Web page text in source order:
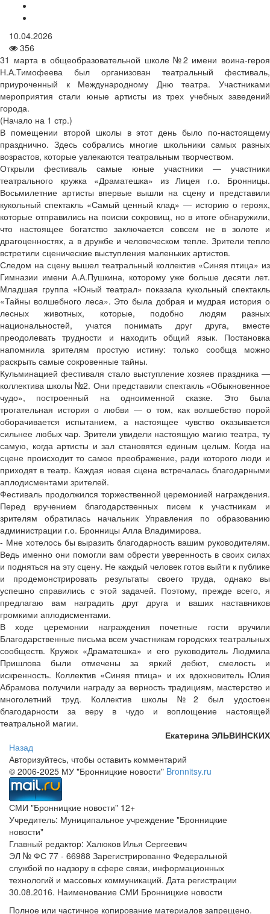
10.04.2026
356
31 марта в общеобразовательной школе №2 имени воина-героя
Н.А.Тимофеева был организован театральный фестиваль,
приуроченный к Международному Дню театра. Участниками
мероприятия стали юные артисты из трех учебных заведений
города.
(Начало на 1 стр.)
В помещении второй школы в этот день было по-настоящему
празднично. Здесь собрались многие школьники самых разных
возрастов, которые увлекаются театральным творчеством.
Открыли фестиваль самые юные участники — участники
театрального кружка «Драматешка» из Лицея г.о. Бронницы.
Восьмилетние артисты впервые вышли на сцену и представили
кукольный спектакль «Самый ценный клад» — историю о героях,
которые отправились на поиски сокровищ, но в итоге обнаружили,
что настоящее богатство заключается совсем не в золоте и
драгоценностях, а в дружбе и человеческом тепле. Зрители тепло
встретили сценические выступления маленьких артистов.
Следом на сцену вышел театральный коллектив «Синяя птица» из
Гимназии имени А.А.Пушкина, которому уже больше десяти лет.
Младшая группа «Юный театрал» показала кукольный спектакль
«Тайны волшебного леса». Это была добрая и мудрая история о
лесных животных, которые, подобно людям разных
национальностей, учатся понимать друг друга, вместе
преодолевать трудности и находить общий язык. Постановка
напомнила зрителям простую истину: только сообща можно
раскрыть самые сокровенные тайны.
Кульминацией фестиваля стало выступление хозяев праздника —
коллектива школы №2. Они представили спектакль «Обыкновенное
чудо», построенный на одноименной сказке. Это была
трогательная история о любви — о том, как волшебство порой
оборачивается испытанием, а настоящее чувство оказывается
сильнее любых чар. Зрители увидели настоящую магию театра, ту
самую, когда артисты и зал становятся единым целым. Когда на
сцене происходит то самое преображение, ради которого люди и
приходят в театр. Каждая новая сцена встречалась благодарными
аплодисментами зрителей.
Фестиваль продолжился торжественной церемонией награждения.
Перед вручением благодарственных писем к участникам и
зрителям обратилась начальник Управления по образованию
администрации г.о. Бронницы Алла Владимирова.
- Мне хотелось бы выразить благодарность вашим руководителям.
Ведь именно они помогли вам обрести уверенность в своих силах
и подняться на эту сцену. Не каждый человек готов выйти к публике
и продемонстрировать результаты своего труда, однако вы
успешно справились с этой задачей. Поэтому, прежде всего, я
предлагаю вам наградить друг друга и ваших наставников
громкими аплодисментами.
В ходе церемонии награждения почетные гости вручили
Благодарственные письма всем участникам городских театральных
сообществ. Кружок «Драматешка» и его руководитель Людмила
Пришлова были отмечены за яркий дебют, смелость и
искренность. Коллектив «Синяя птица» и их вдохновитель Юлия
Абрамова получили награду за верность традициям, мастерство и
многолетний труд. Коллектив школы №2 был удостоен
благодарности за веру в чудо и воплощение настоящей
театральной магии.
Екатерина ЭЛЬВИНСКИХ
Назад
Авторизуйтесь, чтобы оставить комментарий
© 2006-2025 МУ "Бронницкие новости" Bronnitsy.ru
СМИ "Бронницкие новости" 12+
Учредитель: Муниципальное учреждение "Бронницкие
новости"
Главный редактор: Халюков Илья Сергеевич
ЭЛ № ФС 77 - 66988 Зарегистрированно Федеральной
службой по надзору в сфере связи, информационных
технологий и массовых коммуникаций. Дата регистрации
30.08.2016. Наименование СМИ Бронницкие новости
Полное или частичное копирование материалов запрещено.